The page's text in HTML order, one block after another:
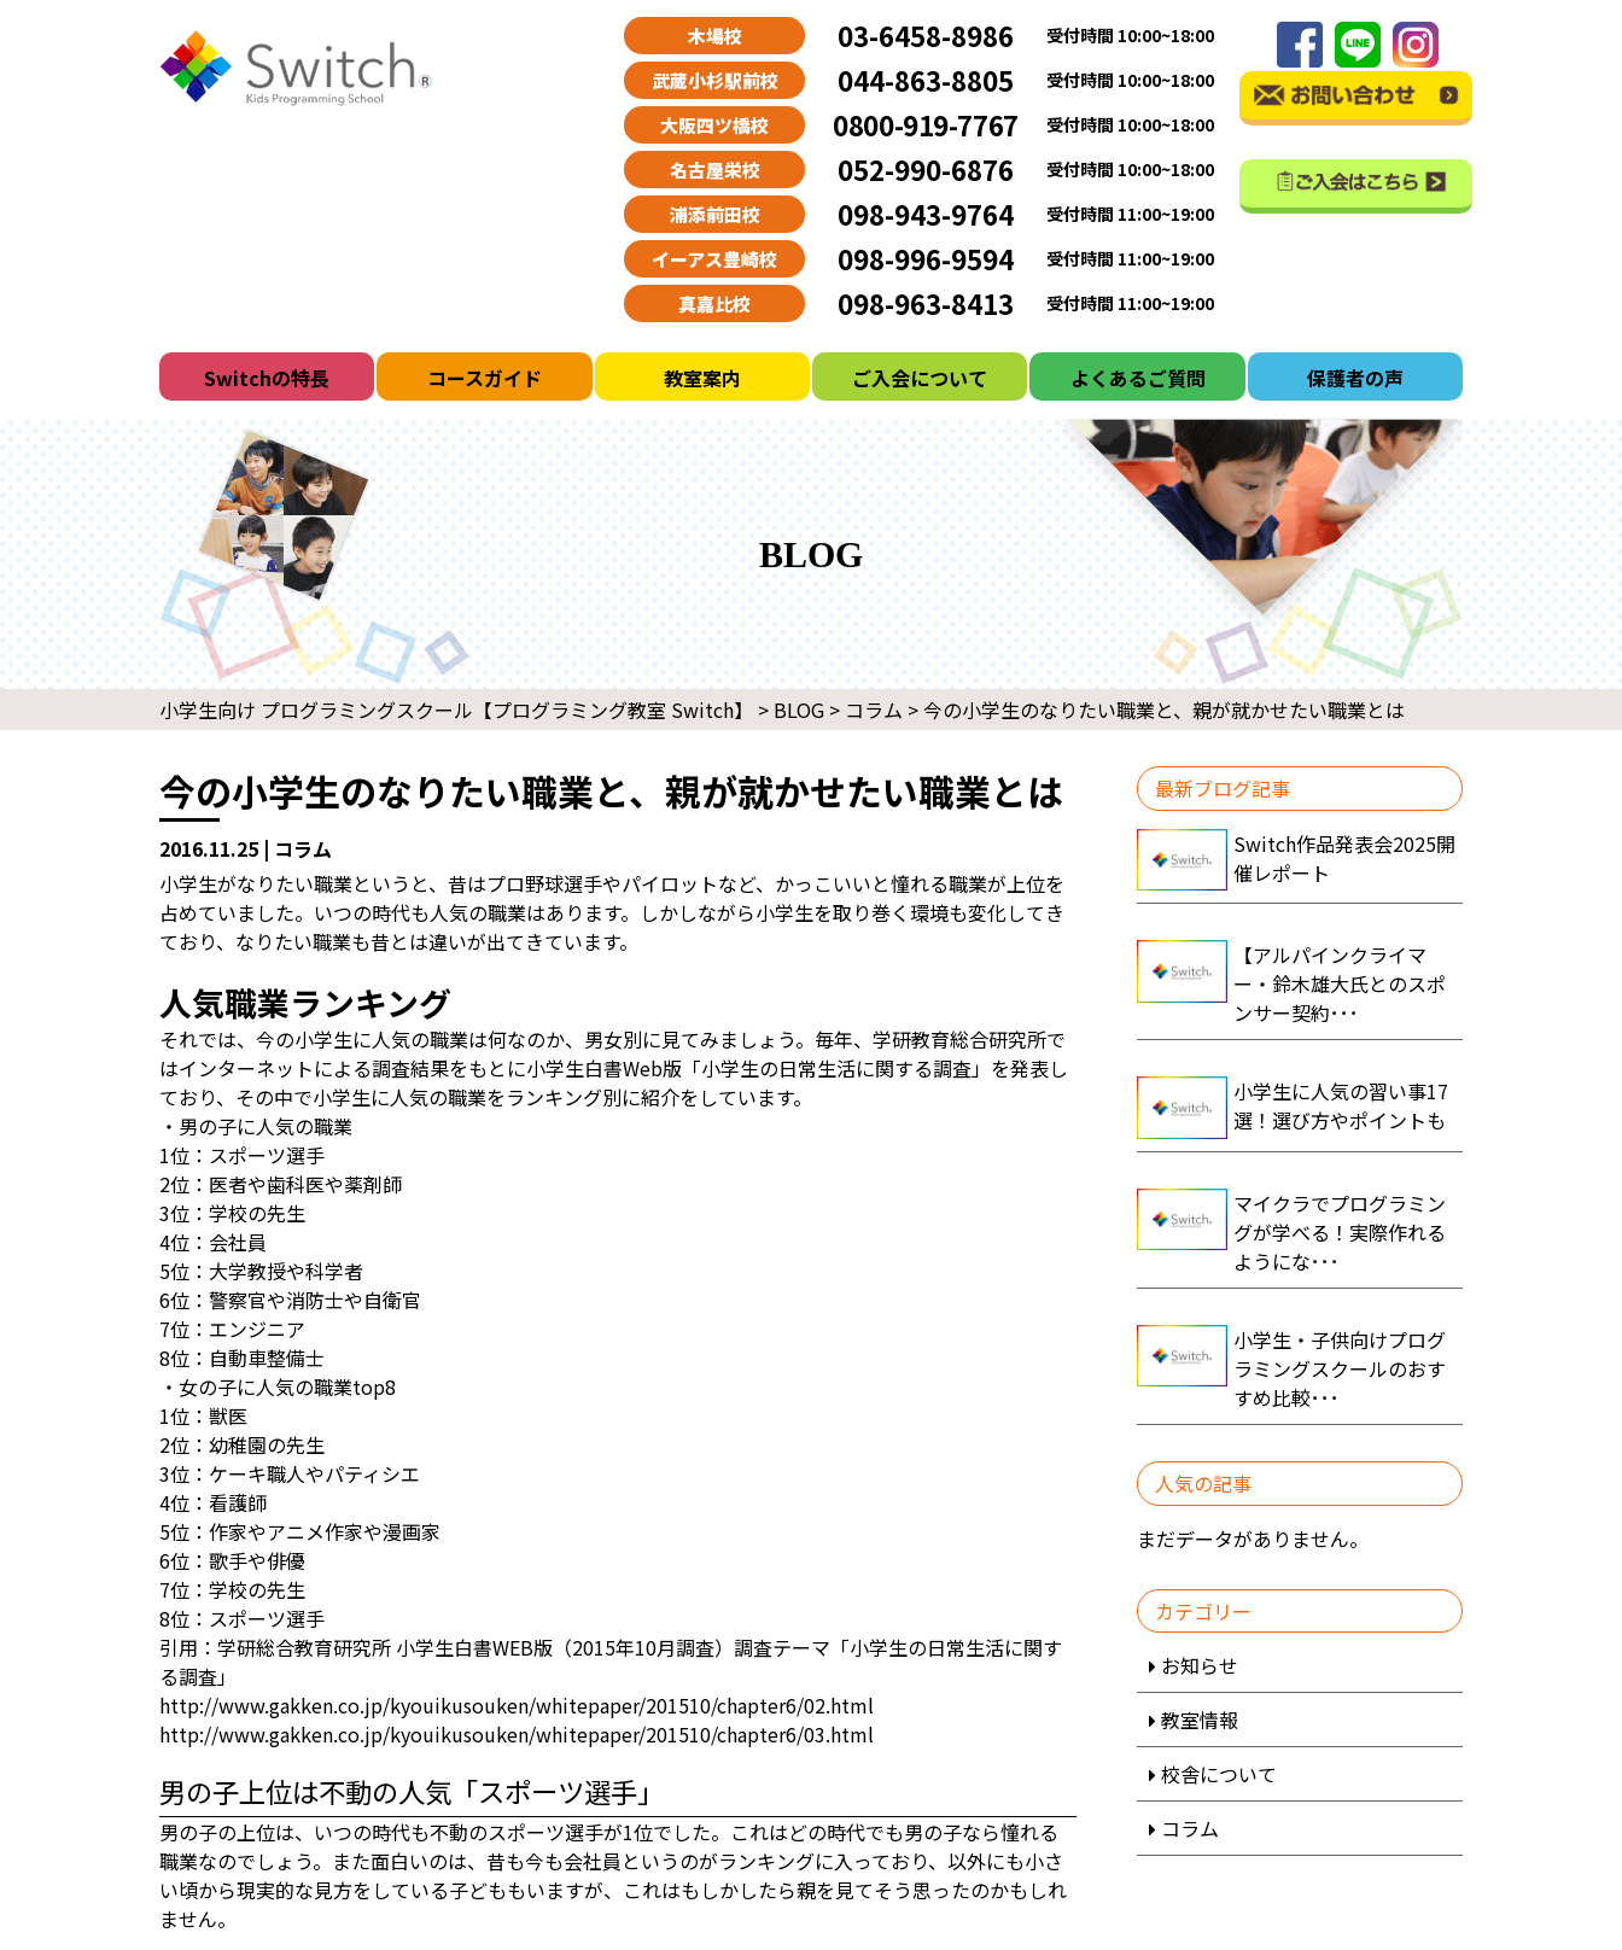
木場校 03-6458-8986 受付時間 10:00~18:00
武蔵小杉駅前校 044-863-8805 受付時間 10:00~18:00
大阪四ツ橋校 0800-919-7767 受付時間 10:00~18:00
名古屋栄校 052-990-6876 受付時間 10:00~18:00
浦添前田校 098-943-9764 受付時間 11:00~19:00
イーアス豊崎校 098-996-9594 受付時間 11:00~19:00
真嘉比校 098-963-8413 受付時間 11:00~19:00
Switchの特長 コースガイド 教室案内 ご入会について よくあるご質問 保護者の声
BLOG
小学生向け プログラミングスクール【プログラミング教室 Switch】 > BLOG > コラム >今の小学生のなりたい職業と、親が就かせたい職業とは
今の小学生のなりたい職業と、親が就かせたい職業とは
2016.11.25 | コラム
小学生がなりたい職業というと、昔はプロ野球選手やパイロットなど、かっこいいと憧れる職業が上位を
占めていました。いつの時代も人気の職業はあります。しかしながら小学生を取り巻く環境も変化してき
ており、なりたい職業も昔とは違いが出てきています。
人気職業ランキング
それでは、今の小学生に人気の職業は何なのか、男女別に見てみましょう。毎年、学研教育総合研究所で
はインターネットによる調査結果をもとに小学生白書Web版「小学生の日常生活に関する調査」を発表し
ており、その中で小学生に人気の職業をランキング別に紹介をしています。
・男の子に人気の職業
1位：スポーツ選手
2位：医者や歯科医や薬剤師
3位：学校の先生
4位：会社員
5位：大学教授や科学者
6位：警察官や消防士や自衛官
7位：エンジニア
8位：自動車整備士
・女の子に人気の職業top8
1位：獣医
2位：幼稚園の先生
3位：ケーキ職人やパティシエ
4位：看護師
5位：作家やアニメ作家や漫画家
6位：歌手や俳優
7位：学校の先生
8位：スポーツ選手
引用：学研総合教育研究所 小学生白書WEB版（2015年10月調査）調査テーマ「小学生の日常生活に関す
る調査」
http://www.gakken.co.jp/kyouikusouken/whitepaper/201510/chapter6/02.html
http://www.gakken.co.jp/kyouikusouken/whitepaper/201510/chapter6/03.html
男の子上位は不動の人気「スポーツ選手」
男の子の上位は、いつの時代も不動のスポーツ選手が1位でした。これはどの時代でも男の子なら憧れる
職業なのでしょう。また面白いのは、昔も今も会社員というのがランキングに入っており、以外にも小さ
い頃から現実的な見方をしている子どももいますが、これはもしかしたら親を見てそう思ったのかもしれ
ません。
最新ブログ記事
Switch作品発表会2025開
催レポート
【アルパインクライマ
ー・鈴木雄大氏とのスポ
ンサー契約･･･
小学生に人気の習い事17
選！選び方やポイントも
マイクラでプログラミン
グが学べる！実際作れる
ようにな･･･
小学生・子供向けプログ
ラミングスクールのおす
すめ比較･･･
人気の記事
まだデータがありません。
カテゴリー
お知らせ
教室情報
校舎について
コラム